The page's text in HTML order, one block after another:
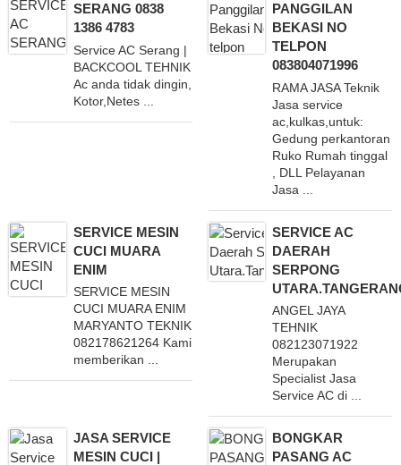
SERANG 0838
1386 4783
Service AC Serang |
BACKCOOL TEHNIK
Ac anda tidak dingin,
Kotor,Netes ...
PANGGILAN
BEKASI NO
TELPON
083804071996
RAMA JASA Teknik
Jasa service
ac,kulkas,untuk:
Gedung perkantoran
Ruko Rumah tinggal
, DLL Pelayanan
Jasa ...
SERVICE MESIN
CUCI MUARA
ENIM
SERVICE MESIN
CUCI MUARA ENIM
MARYANTO TEKNIK
082178621264 Kami
memberikan ...
SERVICE AC
DAERAH
SERPONG
ANGEL JAYA
TEHNIK
082123071922
Merupakan
Specialist Jasa
Service AC di ...
JASA SERVICE
MESIN CUCI |
BONGKAR
PASANG AC